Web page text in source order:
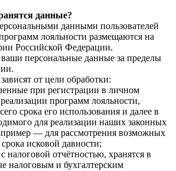
данные?
данными пользователей
лояльности размещаются на
Российской Федерации.
персональные данные за пределы
от цели обработки:
при регистрации в личном
программ лояльности,
срока его использования и далее в
для реализации наших законных
— для рассмотрения возможных
исковой давности;
налоговой отчётностью, хранятся в
налоговым и бухгалтерским